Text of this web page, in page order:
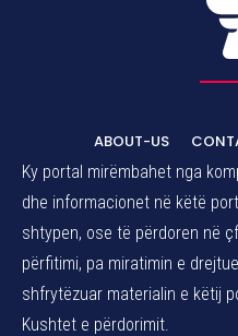
ABOUT-US
Ky portal mirëmbahet nga
dhe informacionet në këtë
shtypen, ose të përdoren në
përfitimi, pa miratimin e
shfrytëzuar materialin e këtij
Kushtet e përdorimit.